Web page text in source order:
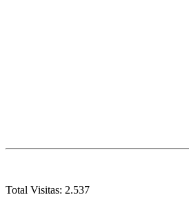
Total Visitas: 2.537